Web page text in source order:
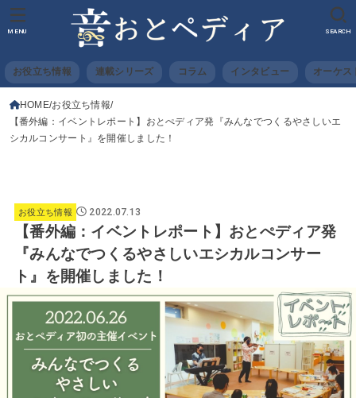
お役立ち情報 連載シリーズ コラム インタビュー オーケス
SEARCH
MENU
HOME お役立ち情報
【番外編：イベントレポート】おとぺディア発『みんなでつくるやさしいエ
シカルコンサート』を開催しました！
お役立ち情報 2022.07.13
【番外編：イベントレポート】おとぺディア発
『みんなでつくるやさしいエシカルコンサー
ト』を開催しました！